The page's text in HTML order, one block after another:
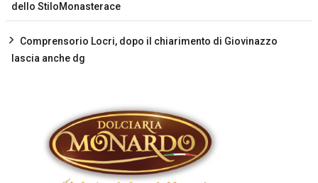
dello StiloMonasterace
Comprensorio Locri, dopo il chiarimento di Giovinazzo
lascia anche dg